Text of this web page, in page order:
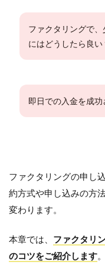
ファクタリングで
にはどうしたら良い
即日での入金を成
ファクタリングの申し
約方式や申し込みの方
変わります。
本章では、 ファクタリ
のコツをご紹介します。